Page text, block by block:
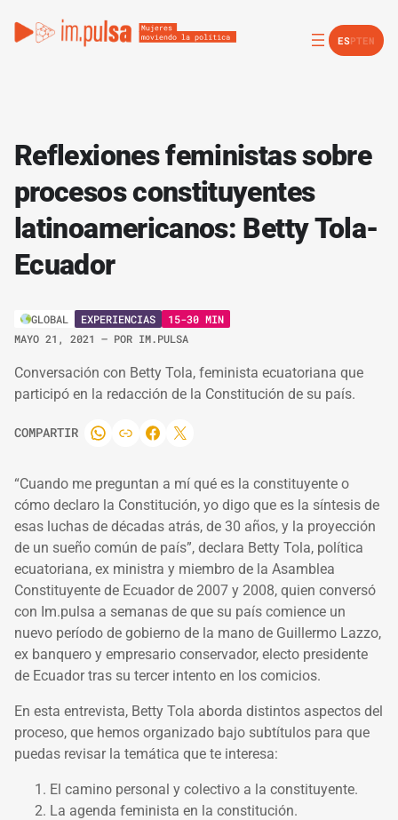
ESPTEN
Reflexiones feministas sobre
procesos constituyentes
latinoamericanos: Betty Tola-
Ecuador
GLOBAL EXPERIENCIAS
15-30 MIN
MAYO 21, 2021 – POR IM.PULSA
Conversación con Betty Tola, feminista ecuatoriana que
participó en la redacción de la Constitución de su país.
COMPARTIR
“Cuando me preguntan a mí qué es la constituyente o
cómo declaro la Constitución, yo digo que es la síntesis de
esas luchas de décadas atrás, de 30 años, y la proyección
de un sueño común de país”, declara Betty Tola, política
ecuatoriana, ex ministra y miembro de la Asamblea
Constituyente de Ecuador de 2007 y 2008, quien conversó
con Im.pulsa a semanas de que su país comience un
nuevo período de gobierno de la mano de Guillermo Lazzo,
ex banquero y empresario conservador, electo presidente
de Ecuador tras su tercer intento en los comicios.
En esta entrevista, Betty Tola aborda distintos aspectos del
proceso, que hemos organizado bajo subtítulos para que
puedas revisar la temática que te interesa:
El camino personal y colectivo a la constituyente.
La agenda feminista en la constitución.